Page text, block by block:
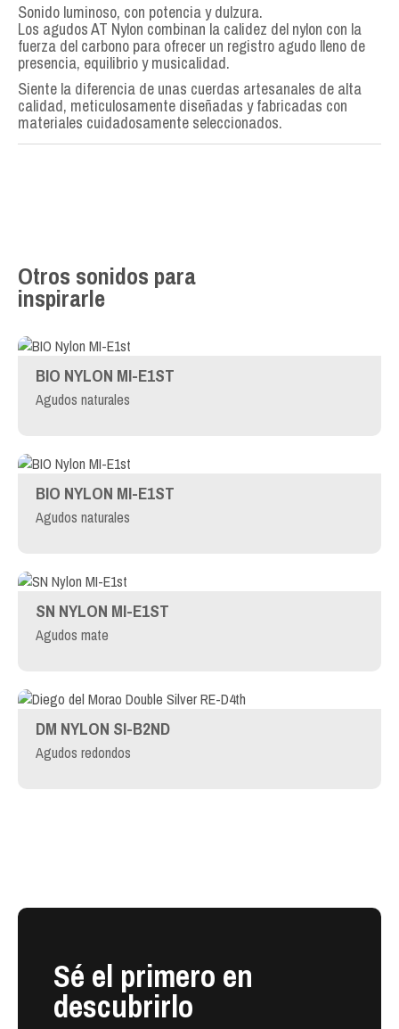
Sonido luminoso, con potencia y dulzura.
Los agudos AT Nylon combinan la calidez del nylon con la
fuerza del carbono para ofrecer un registro agudo lleno de
presencia, equilibrio y musicalidad.
Siente la diferencia de unas cuerdas artesanales de alta
calidad, meticulosamente diseñadas y fabricadas con
materiales cuidadosamente seleccionados.
Otros sonidos para
inspirarle
BIO NYLON MI-E1ST
Agudos naturales
BIO NYLON MI-E1ST
Agudos naturales
SN NYLON MI-E1ST
Agudos mate
DM NYLON SI-B2ND
Agudos redondos
Sé el primero en
descubrirlo